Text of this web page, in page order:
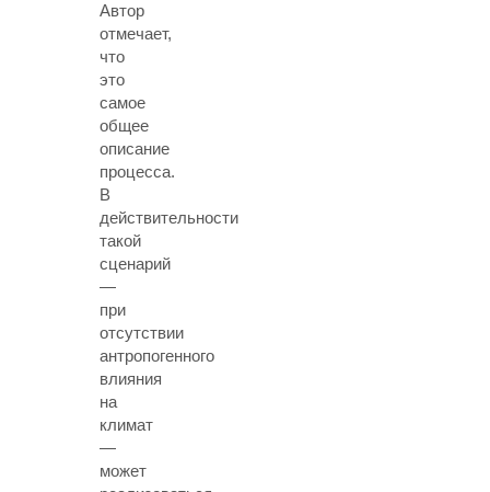
Автор
отмечает,
что
это
самое
общее
описание
процесса.
В
действительности
такой
сценарий
—
при
отсутствии
антропогенного
влияния
на
климат
—
может